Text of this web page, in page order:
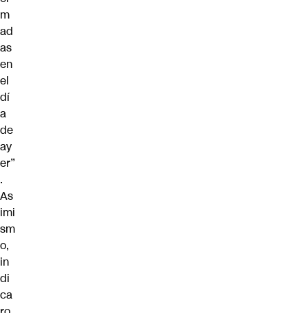
m
ad
as
en
el
dí
a
de
ay
er”
.
As
imi
sm
o,
in
di
ca